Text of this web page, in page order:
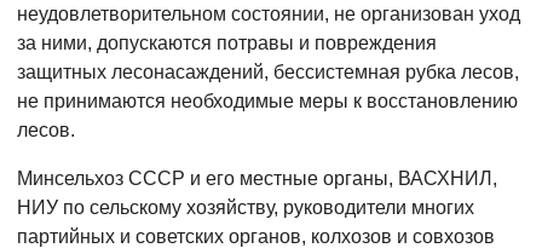
неудовлетворительном состоянии, не организован уход
за ними, допускаются потравы и повреждения
защитных лесонасаждений, бессистемная рубка лесов,
не принимаются необходимые меры к восстановлению
лесов.
Минсельхоз СССР и его местные органы, ВАСХНИЛ,
НИУ по сельскому хозяйству, руководители многих
партийных и советских органов, колхозов и совхозов